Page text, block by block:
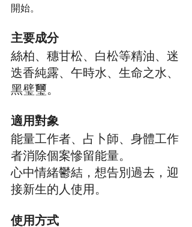
開始。
主要成分
絲柏、穗甘松、白松等精油、迷
迭香純露、午時水、生命之水、
黑璧璽。
適用對象
能量工作者、占卜師、身體工作
者消除個案慘留能量。
心中情緒鬱結，想告別過去，迎
接新生的人使用。
使用方式